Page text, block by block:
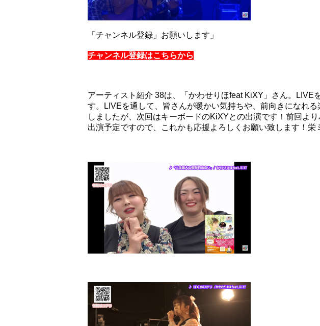
「チャンネル登録」お願いします」
チャンネル登録はこちらから
アーティスト紹介 38は、「かわせりほfeat KiXY」さん。LIVE
す。LIVEを通して、皆さんが暖かい気持ちや、前向きになれ
しましたが、次回はキーボードのKiXYとの出演です！前回よ
出演予定ですので、これかも応援よろしくお願い致します！栄